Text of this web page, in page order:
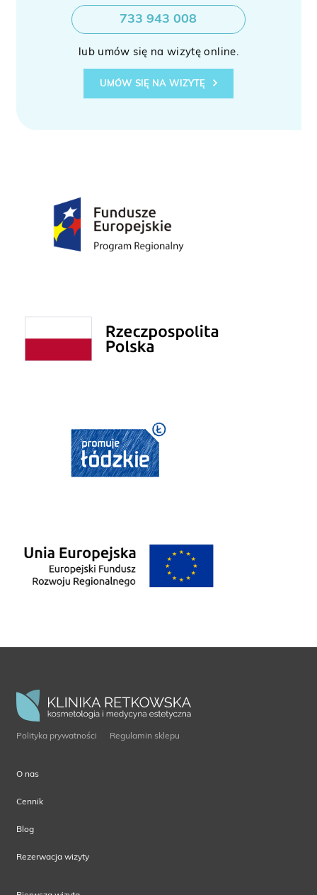
733 943 008
lub umów się na wizytę online.
UMÓW SIĘ NA WIZYTĘ
Polityka prywatności Regulamin sklepu
O nas
Cennik
Blog
Rezerwacja wizyty